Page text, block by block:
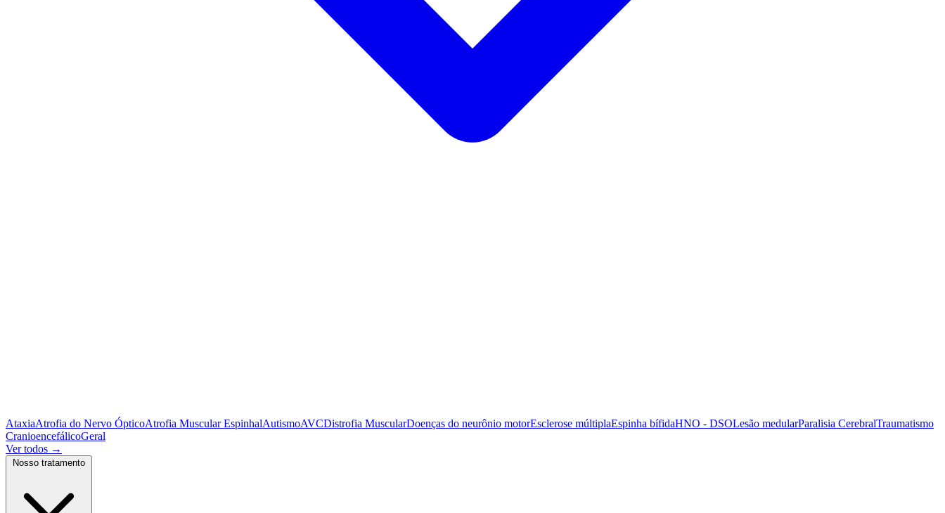
AtaxiaAtrofia do Nervo ÓpticoAtrofia Muscular EspinhalAutismoAVCDistrofia MuscularDoenças do neurônio motorEsclerose múltiplaEspinha bífidaHNO - DSOLesão medularParalisia CerebralTraumatismo
CranioencefálicoGeral
Ver todos →